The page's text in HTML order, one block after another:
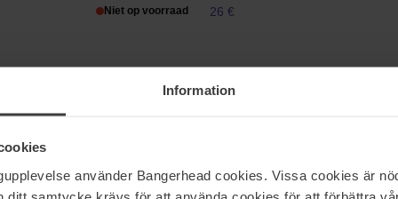
Information
använder Bangerhead cookies. Vissa cookies är
ditt samtycke krävs för att använda cookies för att förbättra
Niet op voorraad 26 €
ghd